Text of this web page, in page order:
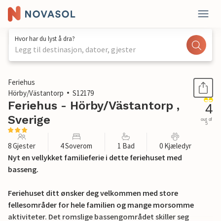
Hvor har du lyst å dra?
Legg til destinasjon, datoer, gjester
1 / 29
Feriehus
Hörby/Västantorp
S12179
Feriehus - Hörby/Västantorp ,
Sverige
4
out of
5
8 Gjester 4 Soverom 1 Bad 0 Kjæledyr
Nyt en vellykket familieferie i dette feriehuset med
basseng.
Feriehuset ditt ønsker deg velkommen med store
fellesområder for hele familien og mange morsomme
aktiviteter. Det romslige bassengområdet skiller seg